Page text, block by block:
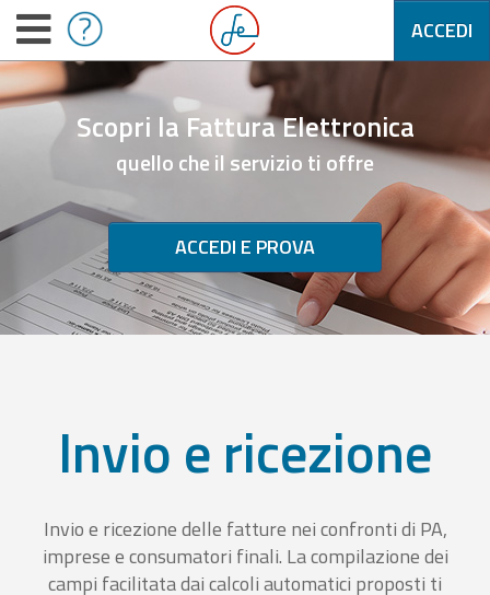
ACCEDI
Scopri la Fattura Elettronica
quello che il servizio ti offre
ACCEDI E PROVA
Invio e ricezione
Invio e ricezione delle fatture nei confronti di PA,
imprese e consumatori finali. La compilazione dei
campi facilitata dai calcoli automatici proposti ti